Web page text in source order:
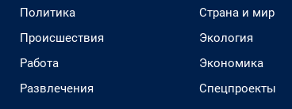
Политика
Происшествия
Работа
Развлечения
Страна и мир
Экология
Экономика
Спецпроекты